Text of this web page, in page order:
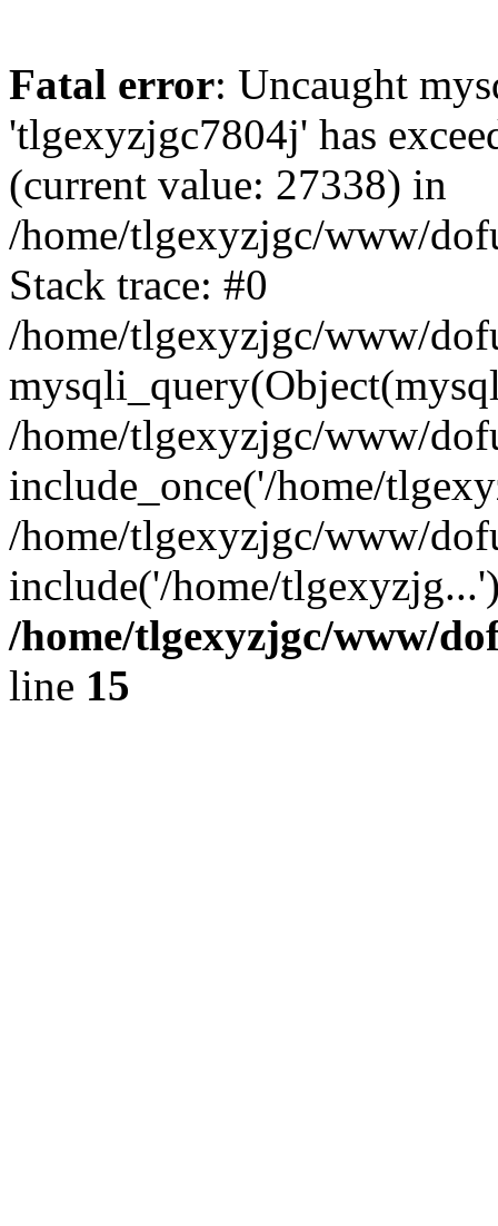
Fatal error: Uncaught
'tlgexyzjgc7804j' has
(current value: 27338) in
/home/tlgexyzjgc/www/
Stack trace: #0
/home/tlgexyzjgc/www/
/home/tlgexyzjgc/www/
include_once('/home/
/home/tlgexyzjgc/www/
include('/home/
/home/tlgexyzjgc/www/
line 15